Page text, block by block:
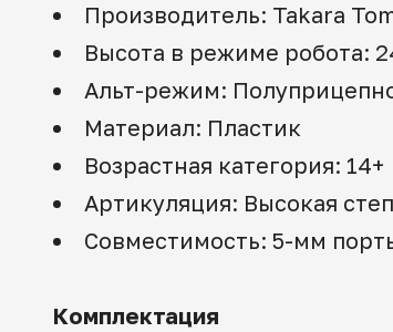
Производитель: Takara
Высота в режиме робота:
Альт-режим:
Материал: Пластик
Возрастная категория: 14+
Артикуляция: Высокая
Совместимость: 5-мм
Комплектация